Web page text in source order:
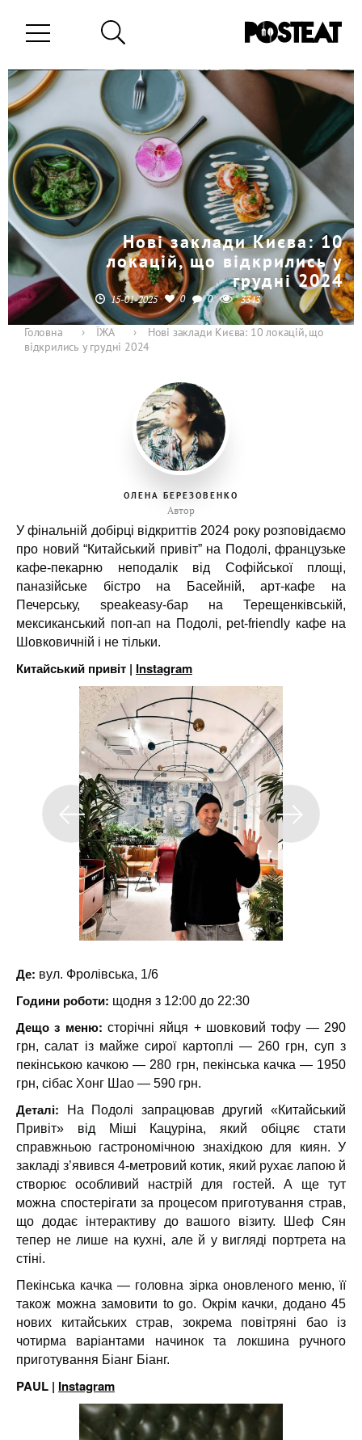
Нові заклади Києва: 10
локацій, що відкрились у
грудні 2024
15-01-2025 0 0 3343
Головна › ЇЖА ›
Нові заклади Києва: 10 локацій, що
відкрились у грудні 2024
ОЛЕНА БЕРЕЗОВЕНКО
Автор
У фінальній добірці відкриттів 2024 року розповідаємо
про новий “Китайський привіт” на Подолі, французьке
кафе-пекарню неподалік від Софійської площі,
паназійське бістро на Басейній, арт-кафе на
Печерську, speakeasy-бар на Терещенківській,
мексиканський поп-ап на Подолі, pet-friendly кафе на
Шовковичній і не тільки.
Китайський привіт | Instagram
Де: вул. Фролівська, 1/6
Години роботи: щодня з 12:00 до 22:30
Дещо з меню: сторічні яйця + шовковий тофу — 290
грн, салат із майже сирої картоплі — 260 грн, суп з
пекінською качкою — 280 грн, пекінська качка — 1950
грн, сібас Хонг Шао — 590 грн.
Деталі:
На Подолі запрацював другий «Китайський
Привіт» від Міші Кацуріна, який обіцяє стати
справжньою гастрономічною знахідкою для киян. У
закладі з’явився 4-метровий котик, який рухає лапою й
створює особливий настрій для гостей. А ще тут
можна спостерігати за процесом приготування страв,
що додає інтерактиву до вашого візиту. Шеф Сян
тепер не лише на кухні, але й у вигляді портрета на
стіні.
Пекінська качка — головна зірка оновленого меню, її
також можна замовити to go. Окрім качки, додано 45
нових китайських страв, зокрема повітряні бао із
чотирма варіантами начинок та локшина ручного
приготування Біанг Біанг.
PAUL | Instagram